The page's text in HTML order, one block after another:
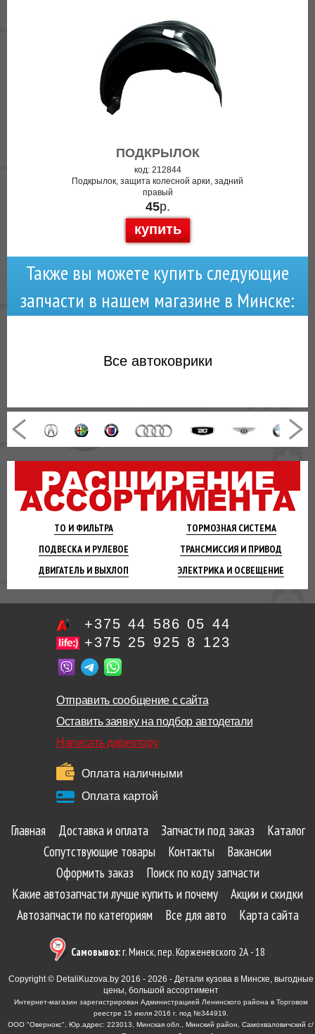
ТО И ФИЛЬТРА ТОРМОЗНАЯСИСТЕМА
ПОДВЕСКА И РУЛЕВОЕ ТРАНСМИССИЯ И ПРИВОД
ДВИГАТЕЛЬ И ВЫХЛОП ЭЛЕКТРИКА И ОСВЕЩЕНИЕ
ПОДКРЫЛОК
код: 212844
Подкрылок, защита колесной арки, задний
правый
45р.
купить
Также вы можете купить следующие
запчасти в нашем магазине в Минске:
Все автоковрики
+375 44 586 05 44
+375 25 925 8 123
Отправить сообщение с сайта
Оставить заявку на подбор автодетали
Написать директору
Оплата наличными
Оплата картой
Главная Доставка и оплата Запчасти под заказ
Каталог
Сопутствующие товары
Контакты
Вакансии
Оформить заказ
Поиск по коду запчасти
Какие автозапчасти лучше купить и почему
Акции и скидки
Автозапчасти по категориям
Все для авто Карта сайта
Самовывоз:г. Минск, пер. Корженевского 2А - 18
Copyright © DetaliKuzova.by 2016 - 2026 - Детали кузова в Минске, выгодные
цены, большой ассортимент
Интернет-магазин зарегистрирован Администрацией Ленинского района в Торговом
реестре 15 июля 2016 г. под №344919.
ООО "Овернокс", Юр.адрес: 223013, Минская обл., Минский район, Самохваловичский с/